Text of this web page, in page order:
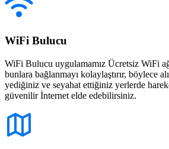
WiFi Bulucu
WiFi Bulucu uygulamamız Ücretsiz WiFi
bunlara bağlanmayı kolaylaştırır, böylece
yediğiniz ve seyahat ettiğiniz yerlerde
güvenilir İnternet elde edebilirsiniz.